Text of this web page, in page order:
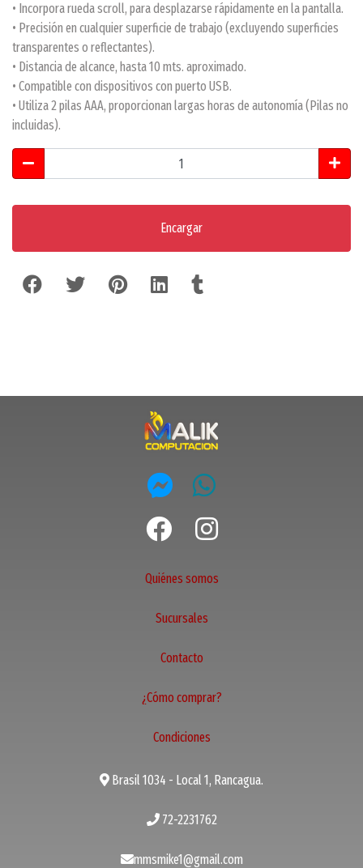
• Incorpora rueda scroll, para desplazarse rápidamente en la pantalla.
• Precisión en cualquier superficie de trabajo (excluyendo superficies
transparentes o reflectantes).
• Distancia de alcance, hasta 10 mts. aproximado.
• Compatible con dispositivos con puerto USB.
• Utiliza 2 pilas AAA, proporcionan largas horas de autonomía (Pilas no
incluidas).
Encargar
Quiénes somos
Sucursales
Contacto
¿Cómo comprar?
Condiciones
Brasil 1034 - Local 1, Rancagua.
72-2231762
mmsmike1@gmail.com